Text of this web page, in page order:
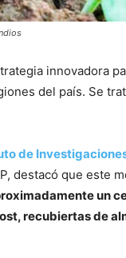
innovadora
del país. Se
de
destacó que este
un
recubiertas de